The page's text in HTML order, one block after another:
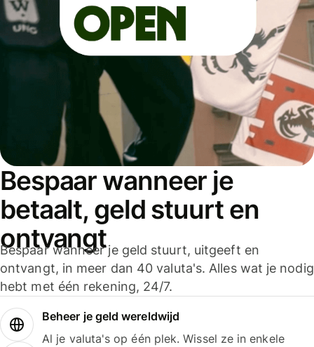
Bespaar wanneer je
betaalt, geld stuurt en
ontvangt
Bespaar wanneer je geld stuurt, uitgeeft en
ontvangt, in meer dan 40 valuta's. Alles wat je nodig
hebt met één rekening, 24/7.
Beheer je geld wereldwijd
Al je valuta's op één plek. Wissel ze in enkele